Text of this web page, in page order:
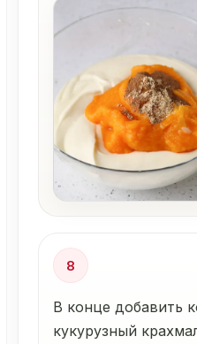
8
В конце добавить
кукурузный